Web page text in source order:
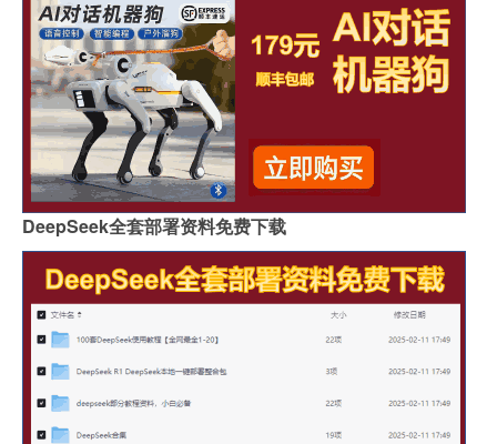
DeepSeek全套部署资料免费下载